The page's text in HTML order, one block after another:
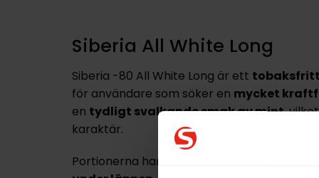
Siberia All White Long
Siberia -80 All White Long är ett
för användare som söker en mycket
en tydligt svalkande smak av mint,
karaktär.
Portionerna har ett långt format som ger en